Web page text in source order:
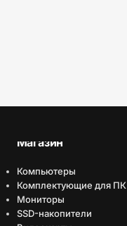
Магазин
Компьютеры
Комплектующие для ПК
Мониторы
SSD-накопители